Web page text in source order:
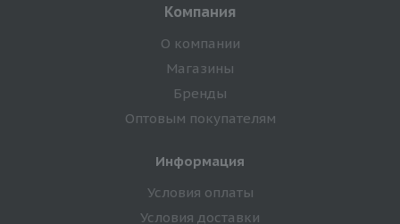
Компания
О компании
Магазины
Бренды
Оптовым покупателям
Информация
Условия оплаты
Условия доставки